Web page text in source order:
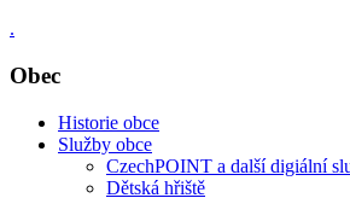
.
Obec
Historie obce
Služby obce
CzechPOINT a další digiální
Dětská hřiště